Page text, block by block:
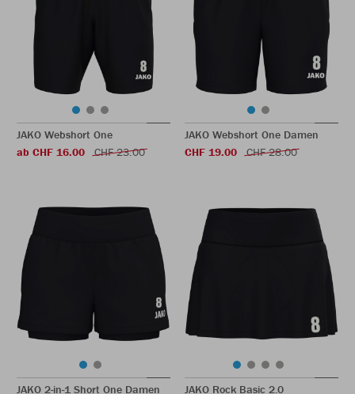
JAKO Webshort One
ab CHF 16.00
CHF 23.00
JAKO Webshort One Damen
CHF 19.00
CHF 28.00
JAKO 2-in-1 Short One Damen
JAKO Rock Basic 2.0